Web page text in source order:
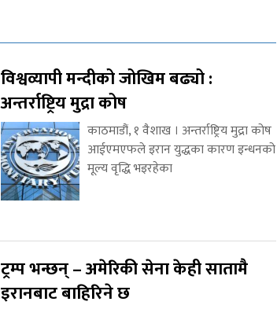
विश्वव्यापी मन्दीको जोखिम बढ्यो :
अन्तर्राष्ट्रिय मुद्रा कोष
काठमाडौं, १ वैशाख । अन्तर्राष्ट्रिय मुद्रा कोष
आईएमएफले इरान युद्धका कारण इन्धनको
मूल्य वृद्धि भइरहेका
ट्रम्प भन्छन् – अमेरिकी सेना केही सातामै
इरानबाट बाहिरिने छ